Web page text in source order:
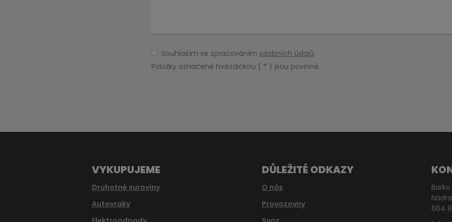
Souhlasím
se
zpracováním
Souhlasím se zpracováním osobních údajů.
Položky označené hvězdičkou ( * ) jsou povinné.
VYKUPUJEME
Druhotné suroviny
Autovraky
DŮLEŽITÉ ODKAZY
O nás
Provozovny
Barko
664